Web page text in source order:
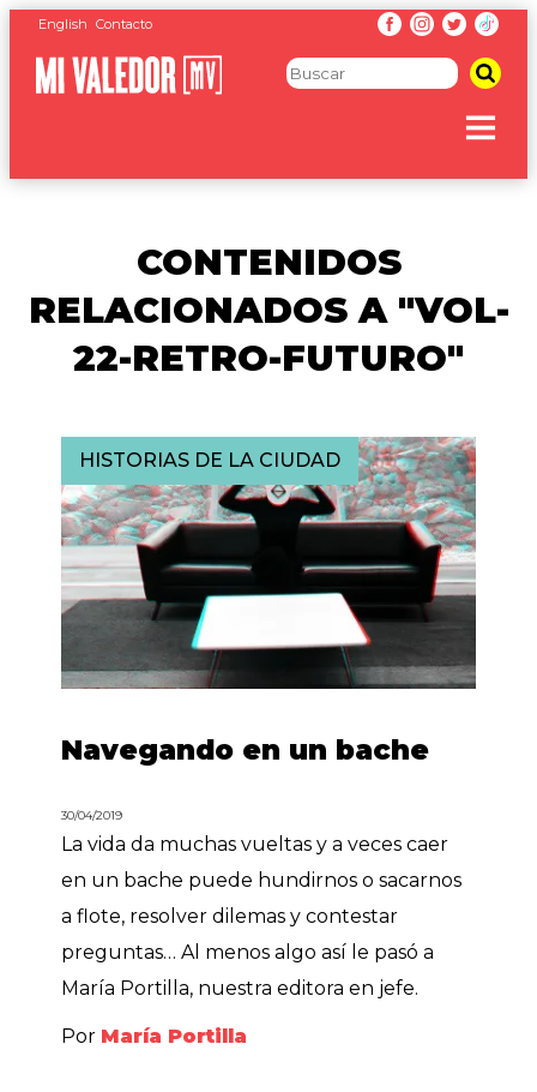
English Contacto
CONTENIDOS
RELACIONADOS A "VOL-
22-RETRO-FUTURO"
HISTORIAS DE LA CIUDAD
Navegando en un bache
30/04/2019
La vida da muchas vueltas y a veces caer
en un bache puede hundirnos o sacarnos
a flote, resolver dilemas y contestar
preguntas… Al menos algo así le pasó a
María Portilla, nuestra editora en jefe.
Por María Portilla